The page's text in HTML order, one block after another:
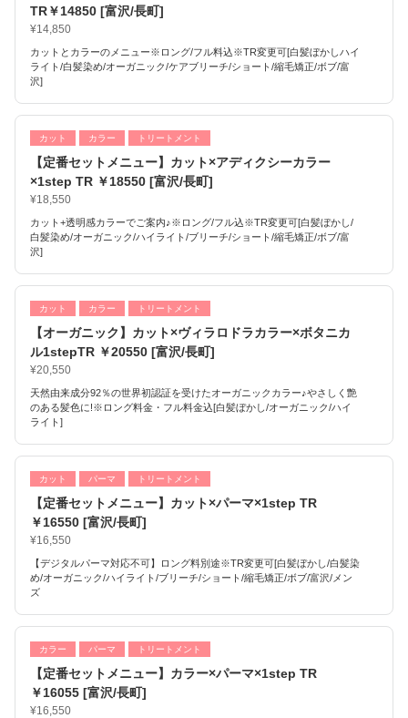
TR￥14850 [富沢/長町]
¥14,850
カットとカラーのメニュー※ロング/フル料込※TR変更可[白髪ぼかしハイ
ライト/白髪染め/オーガニック/ケアブリーチ/ショート/縮毛矯正/ボブ/富
沢]
カット カラー トリートメント
【定番セットメニュー】カット×アディクシーカラー
×1step TR ￥18550 [富沢/長町]
¥18,550
カット+透明感カラーでご案内♪※ロング/フル込※TR変更可[白髪ぼかし/
白髪染め/オーガニック/ハイライト/ブリーチ/ショート/縮毛矯正/ボブ/富
沢]
カット カラー トリートメント
【オーガニック】カット×ヴィラロドラカラー×ボタニカ
ル1stepTR ￥20550 [富沢/長町]
¥20,550
天然由来成分92％の世界初認証を受けたオーガニックカラー♪やさしく艶
のある髪色に!※ロング料金・フル料金込[白髪ぼかし/オーガニック/ハイ
ライト]
カット パーマ トリートメント
【定番セットメニュー】カット×パーマ×1step TR
￥16550 [富沢/長町]
¥16,550
【デジタルパーマ対応不可】ロング料別途※TR変更可[白髪ぼかし/白髪染
め/オーガニック/ハイライト/ブリーチ/ショート/縮毛矯正/ボブ/富沢/メン
ズ
カラー パーマ トリートメント
【定番セットメニュー】カラー×パーマ×1step TR
￥16055 [富沢/長町]
¥16,550